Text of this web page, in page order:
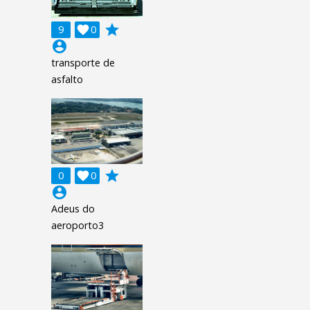
9 0

grade
account_circle
transporte de
asfalto
0 0

grade
account_circle
Adeus do
aeroporto3